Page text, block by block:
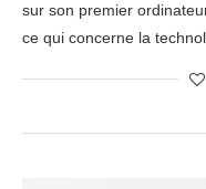
sur son premier
ce qui concerne la